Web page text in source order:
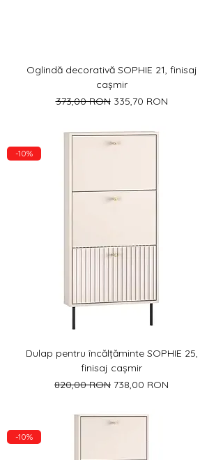
Oglindă decorativă SOPHIE 21, finisaj
cașmir
Preț normal
373,00 RON Preț redus
335,70 RON
-10%
Dulap pentru încălțăminte SOPHIE 25,
finisaj cașmir
Preț normal
820,00 RON Preț redus
738,00 RON
-10%